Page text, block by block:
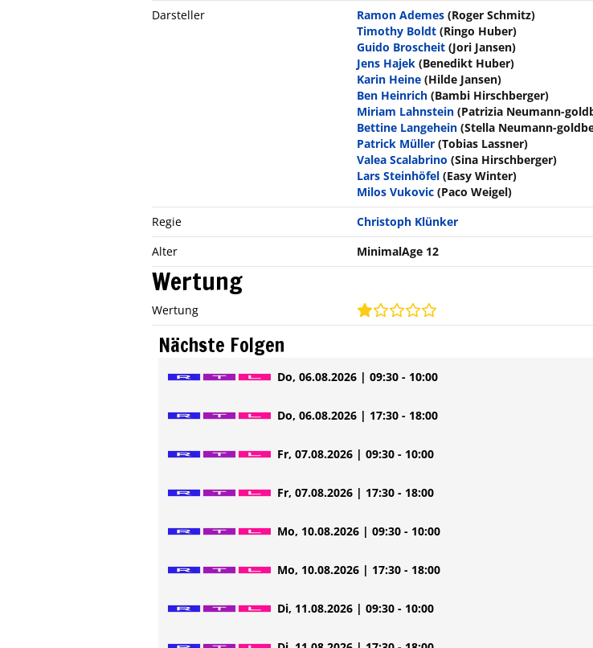
Darsteller
Ramon Ademes (Roger Schmitz)
Timothy Boldt (Ringo Huber)
Guido Broscheit (Jori Jansen)
Jens Hajek (Benedikt Huber)
Karin Heine (Hilde Jansen)
Ben Heinrich (Bambi Hirschberger)
Miriam Lahnstein (Patrizia Neumann-
Bettine Langehein (Stella Neumann-
Patrick Müller (Tobias Lassner)
Valea Scalabrino (Sina Hirschberger)
Lars Steinhöfel (Easy Winter)
Milos Vukovic (Paco Weigel)
Regie
Christoph Klünker
Alter
MinimalAge 12
Wertung
Wertung
Nächste Folgen
Do, 06.08.2026 | 09:30 - 10:00
Do, 06.08.2026 | 17:30 - 18:00
Fr, 07.08.2026 | 09:30 - 10:00
Fr, 07.08.2026 | 17:30 - 18:00
Mo, 10.08.2026 | 09:30 - 10:00
Mo, 10.08.2026 | 17:30 - 18:00
Di, 11.08.2026 | 09:30 - 10:00